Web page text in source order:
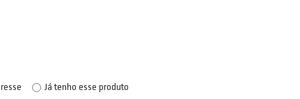
Já tenho esse produto